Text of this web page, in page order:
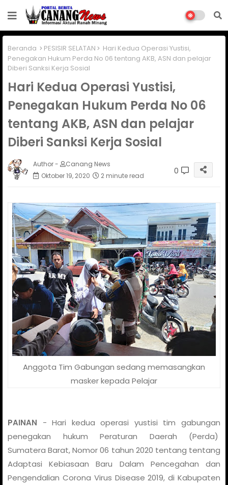
Beranda PESISIR SELATAN
Hari Kedua Operasi Yustisi,
Penegakan Hukum Perda No 06 tentang AKB, ASN dan pelajar
Diberi Sanksi Kerja Sosial
Hari Kedua Operasi Yustisi,
Penegakan Hukum Perda No 06
tentang AKB, ASN dan pelajar
Diberi Sanksi Kerja Sosial
Author -
Canang News
Oktober 19, 2020
2 minute read 0
Anggota Tim Gabungan sedang memasangkan
masker kepada Pelajar
PAINAN - Hari kedua operasi yustisi tim gabungan
penegakan hukum Peraturan Daerah (Perda)
Sumatera Barat, Nomor 06 tahun 2020 tentang tentang
Adaptasi Kebiasaan Baru Dalam Pencegahan dan
Pengendalian Corona Virus Disease 2019, di Kabupaten